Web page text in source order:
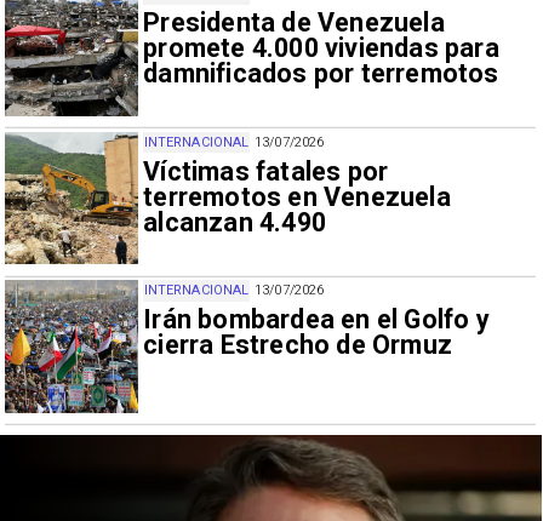
Presidenta de Venezuela
promete 4.000 viviendas para
damnificados por terremotos
13/07/2026
Víctimas fatales por
terremotos en Venezuela
alcanzan 4.490
INTERNACIONAL
13/07/2026
Irán bombardea en el Golfo y
cierra Estrecho de Ormuz
INTERNACIONAL